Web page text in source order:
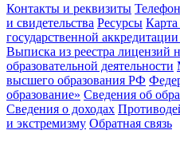
Контакты и реквизиты
и свидетельства Ресурсы Карта
государственной
Выписка из реестра лицензий
образовательной деятельности
высшего образования РФ
образование» Сведения об
Сведения о доходах
и экстремизму Обратная связь